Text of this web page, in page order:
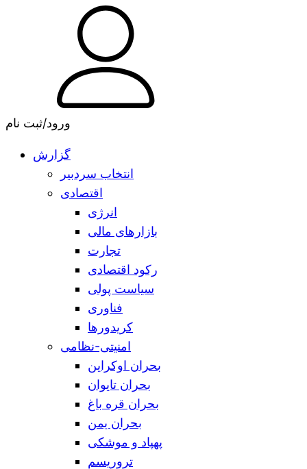
ورود/ثبت نام
گزارش
انتخاب سردبیر
اقتصادی
انرژی
بازارهای مالی
تجارت
رکود اقتصادی
سیاست پولی
فناوری
کریدورها
امنیتی-نظامی
بحران اوکراین
بحران تایوان
بحران قره باغ
بحران یمن
پهپاد و موشکی
تروریسم